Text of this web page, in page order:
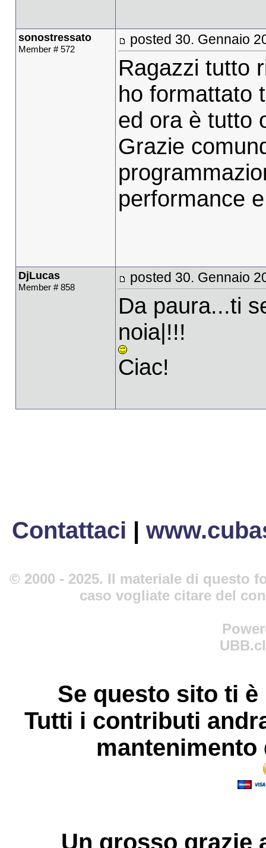
sonostressato
Member # 572
posted 30. Gennaio
Ragazzi tutto
ho formattato
ed ora è tutto
Grazie
performance
DjLucas
Member # 858
posted 30. Gennaio
Da paura...ti
noia|!!!
Ciac!
Contattaci |
© 2000 - 2025. Il materiale di questo
caso vogliate citare del
Se questo sito ti
Tutti i contributi
Un grosso grazie